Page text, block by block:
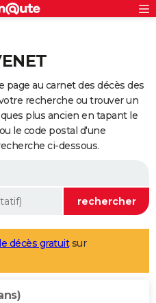
au carnet des décès des
recherche ou trouver un
plus ancien en tapant le
le code postal d'une
ci-dessous.
décès gratuitsur